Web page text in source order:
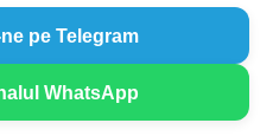
pe Telegram
WhatsApp